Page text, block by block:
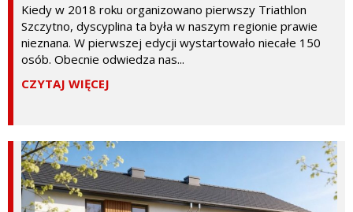
Kiedy w 2018 roku organizowano pierwszy Triathlon
Szczytno, dyscyplina ta była w naszym regionie prawie
nieznana. W pierwszej edycji wystartowało niecałe 150
osób. Obecnie odwiedza nas...
CZYTAJ WIĘCEJ